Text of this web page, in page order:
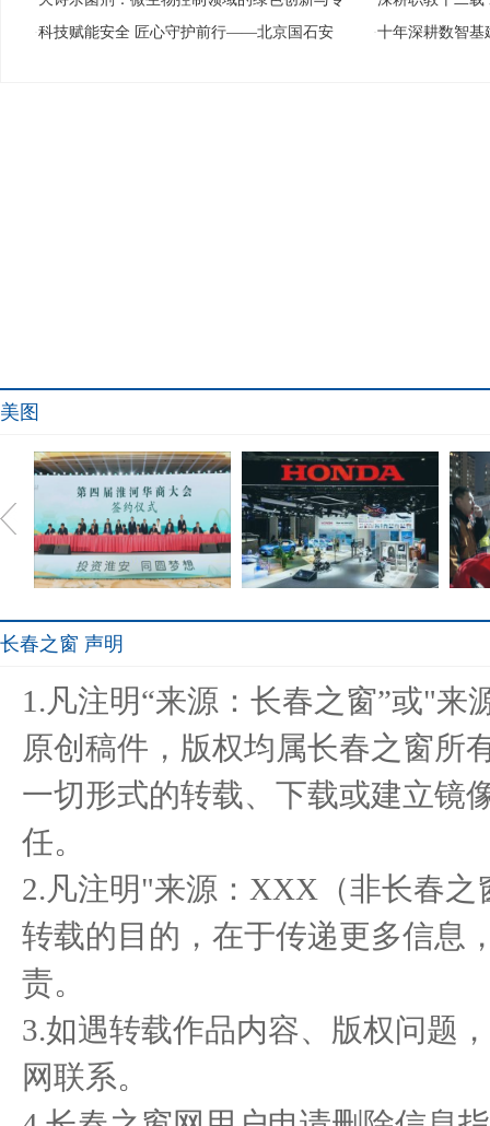
·科技赋能安全 匠心守护前行——北京国石安 ·十年深耕数智基
美图
商大会
技术成
醉美黔韵 贵品入浙 首届多
长春之窗 声明
1.凡注明“来源：长春之窗”或"
原创稿件，版权均属长春之窗所
一切形式的转载、下载或建立镜
任。
2.凡注明"来源：XXX（非长春
转载的目的，在于传递更多信息
责。
3.如遇转载作品内容、版权问题
网联系。